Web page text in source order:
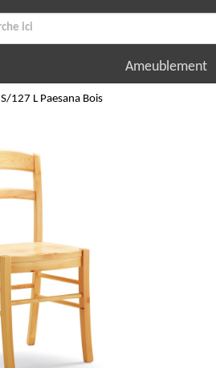
Ameublement
S/127 L Paesana Bois